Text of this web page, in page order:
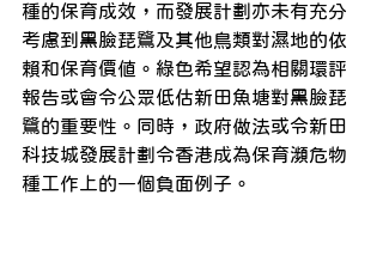
種的保育成效，而發展計劃亦未有充分
考慮到黑臉琵鷺及其他鳥類對濕地的依
賴和保育價值。綠色希望認為相關環評
報告或會令公眾低估新田魚塘對黑臉琵
鷺的重要性。同時，政府做法或令新田
科技城發展計劃令香港成為保育瀕危物
種工作上的一個負面例子。